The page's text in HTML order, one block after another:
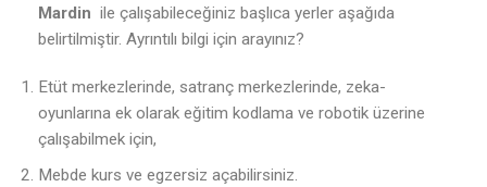
Mardin ile çalışabileceğiniz başlıca yerler aşağıda
belirtilmiştir. Ayrıntılı bilgi için arayınız?
Etüt merkezlerinde, satranç merkezlerinde, zeka-
oyunlarına ek olarak eğitim kodlama ve robotik üzerine
çalışabilmek için,
Mebde kurs ve egzersiz açabilirsiniz.